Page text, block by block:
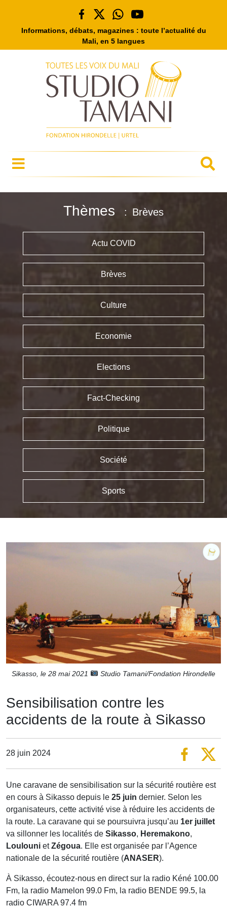
Informations, débats, magazines : toute l’actualité du
Mali, en 5 langues
Thèmes Brèves
Actu COVID
Brèves
Culture
Economie
Elections
Fact-Checking
Politique
Société
Sports
Sikasso, le 28 mai 2021 Studio Tamani/Fondation Hirondelle
Sensibilisation contre les
accidents de la route à Sikasso
28 juin 2024
Une caravane de sensibilisation sur la sécurité routière est
en cours à Sikasso depuis le 25 juin dernier. Selon les
organisateurs, cette activité vise à réduire les accidents de
la route. La caravane qui se poursuivra jusqu’au 1er juillet
va sillonner les localités de Sikasso, Heremakono,
Loulouni etZégoua. Elle est organisée par l’Agence
nationale de la sécurité routière (ANASER).
À Sikasso, écoutez-nous en direct sur la radio Kéné 100.00
Fm, la radio Mamelon 99.0 Fm, la radio BENDE 99.5, la
radio CIWARA 97.4 fm